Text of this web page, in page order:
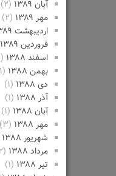
آبان ۱۳۸۹
(۲)
مهر ۱۳۸۹
(۲)
اردیبهشت ۱۳۸۹
فروردین ۱۳۸۹
اسفند ۱۳۸۸
(۱)
بهمن ۱۳۸۸
(۱)
دی ۱۳۸۸
(۱)
آذر ۱۳۸۸
(۱)
آبان ۱۳۸۸
(۱)
مهر ۱۳۸۸
(۳)
شهریور ۱۳۸۸
مرداد ۱۳۸۸
(۲)
تیر ۱۳۸۸
(۱)